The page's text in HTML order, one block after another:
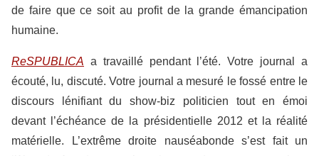
de faire que ce soit au profit de la grande émancipation
humaine.
ReSPUBLICA a travaillé pendant l’été. Votre journal a
écouté, lu, discuté. Votre journal a mesuré le fossé entre le
discours lénifiant du show-biz politicien tout en émoi
devant l’échéance de la présidentielle 2012 et la réalité
matérielle. L’extrême droite nauséabonde s’est fait un